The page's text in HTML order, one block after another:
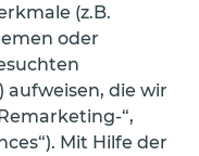
(z.B.
oder
die wir
“,
Mit Hilfe der